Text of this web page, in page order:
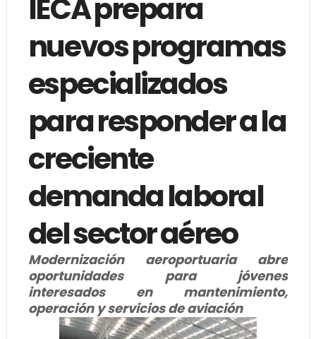
IECA prepara
nuevos programas
especializados
para responder a la
creciente
demanda laboral
del sector aéreo
Modernización aeroportuaria abre
oportunidades para jóvenes
interesados en mantenimiento,
operación y servicios de aviación